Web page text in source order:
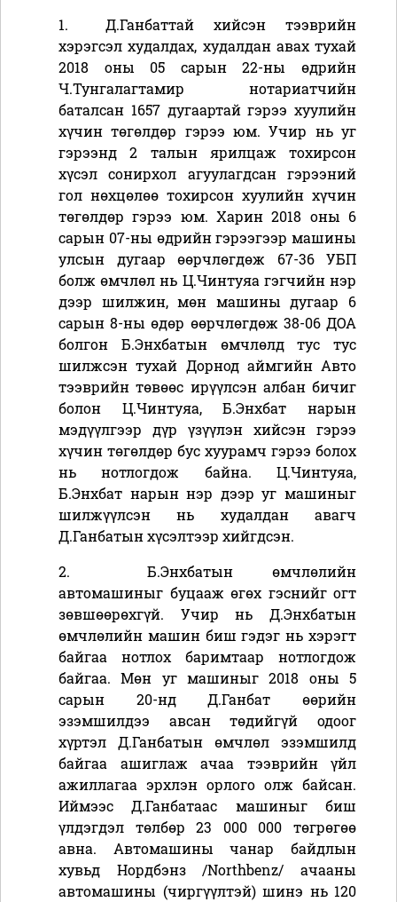
1.
Д.Ганбаттай хийсэн тээврийн
хэрэгсэл худалдах, худалдан авах тухай
2018 оны 05 сарын 22-ны өдрийн
Ч.Тунгалагтамир нотариатчийн
баталсан 1657 дугаартай гэрээ хуулийн
хүчин төгөлдөр гэрээ юм. Учир нь уг
гэрээнд 2 талын ярилцаж тохирсон
хүсэл сонирхол агуулагдсан гэрээний
гол нөхцөлөө тохирсон хуулийн хүчин
төгөлдөр гэрээ юм. Харин 2018 оны 6
сарын 07-ны өдрийн гэрээгээр машины
улсын дугаар өөрчлөгдөж 67-36 УБП
болж өмчлөл нь Ц.Чинтуяа гэгчийн нэр
дээр шилжин, мөн машины дугаар 6
сарын 8-ны өдөр өөрчлөгдөж 38-06 ДОА
болгон Б.Энхбатын өмчлөлд тус тус
шилжсэн тухай Дорнод аймгийн Авто
тээврийн төвөөс ирүүлсэн албан бичиг
болон Ц.Чинтуяа, Б.Энхбат нарын
мэдүүлгээр дүр үзүүлэн хийсэн гэрээ
хүчин төгөлдөр бус хуурамч гэрээ болох
нь нотлогдож байна. Ц.Чинтуяа,
Б.Энхбат нарын нэр дээр уг машиныг
шилжүүлсэн нь худалдан авагч
Д.Ганбатын хүсэлтээр хийгдсэн.
2.
Б.Энхбатын өмчлөлийн
автомашиныг буцааж өгөх гэснийг огт
зөвшөөрөхгүй. Учир нь Д.Энхбатын
өмчлөлийн машин биш гэдэг нь хэрэгт
байгаа нотлох баримтаар нотлогдож
байгаа. Мөн уг машиныг 2018 оны 5
сарын 20-нд Д.Ганбат өөрийн
эзэмшилдээ авсан төдийгүй одоог
хүртэл Д.Ганбатын өмчлөл эзэмшилд
байгаа ашиглаж ачаа тээврийн үйл
ажиллагаа эрхлэн орлого олж байсан.
Иймээс Д.Ганбатаас машиныг биш
үлдэгдэл төлбөр 23 000 000 төгрөгөө
авна. Автомашины чанар байдлын
хувьд Нордбэнз/Northbenz/ачааны
автомашины (чиргүүлтэй) шинэ нь 120